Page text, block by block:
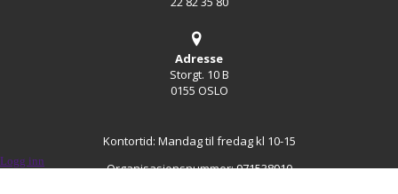
Adresse
Storgt. 10 B
0155 OSLO
Kontortid: Mandag til fredag kl 10-15
Organisasjonsnummer: 971538910
Logg inn